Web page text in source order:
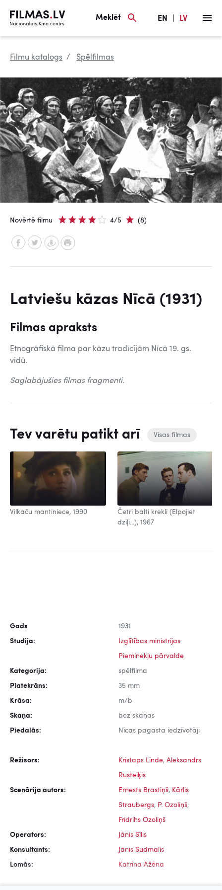
Meklēt EN LV
Filmu katalogs Spēlfilmas
Novērtē filmu 4/5 (8)
Latviešu kāzas Nīcā (1931)
Filmas apraksts
Etnogrāfiskā filma par kāzu tradīcijām Nīcā 19. gs.
vidū.
Saglabājušies filmas fragmenti.
Tev varētu patikt arī Visas filmas
Vilkaču mantiniece, 1990
Četri balti krekli (Elpojiet
dziļi...), 1967
Gads 1931
Studija: Izglītības ministrijas
Pieminekļu pārvalde
Kategorija: spēlfilma
Platekrāns: 35 mm
Krāsa: m/b
Skaņa: bez skaņas
Piedalās: Nīcas pagasta iedzīvotāji
Režisors: Kristaps Linde, Aleksandrs
Rusteiķis
Scenārija autors: Ernests Brastiņš, Kārlis
Straubergs, P. Ozoliņš,
Fridrihs Ozoliņš
Operators: Jānis Sīlis
Konsultants: Jānis Sudmalis
Lomās: Katrīna Ažēna